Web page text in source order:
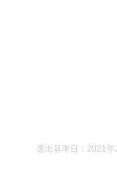
選出基準日：2021年